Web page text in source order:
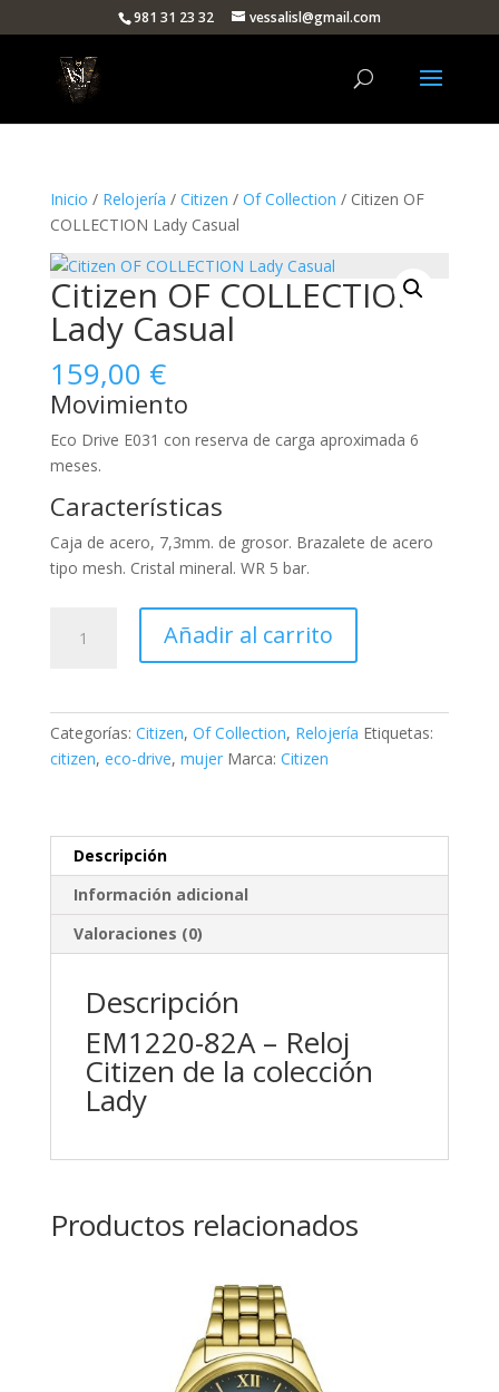
981 31 23 32 vessalisl@gmail.com
Inicio / Relojería / Citizen / Of Collection / Citizen OF
COLLECTION Lady Casual
Citizen OF COLLECTION
Lady Casual
159,00 €
Movimiento
Eco Drive E031 con reserva de carga aproximada 6
meses.
Características
Caja de acero, 7,3mm. de grosor. Brazalete de acero
tipo mesh. Cristal mineral. WR 5 bar.
COLLECTION
cantidad
Añadir al carrito
Categorías: Citizen, Of Collection, Relojería Etiquetas:
citizen, eco-drive, mujer Marca: Citizen
Descripción
Información adicional
Valoraciones (0)
Descripción
EM1220-82A – Reloj
Citizen de la colección
Lady
Productos relacionados